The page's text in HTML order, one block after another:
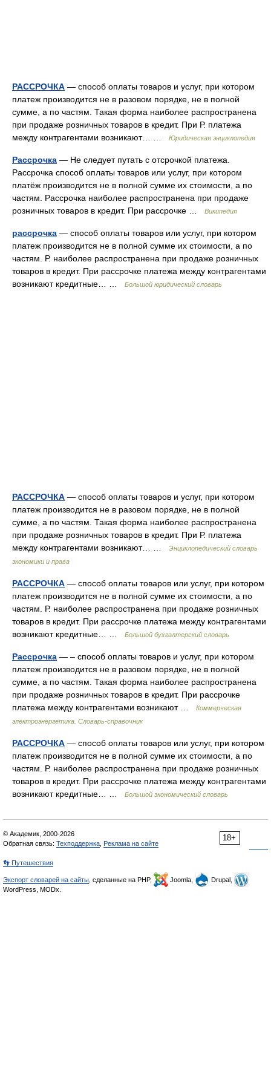
РАССРОЧКА — способ оплаты товаров и услуг, при котором
платеж производится не в разовом порядке, не в полной
сумме, а по частям. Такая форма наиболее распространена
при продаже розничных товаров в кредит. При Р. платежа
между контрагентами возникают… …
Юридическая энциклопедия
Рассрочка — Не следует путать с отсрочкой платежа.
Рассрочка способ оплаты товаров или услуг, при котором
платёж производится не в полной сумме их стоимости, а по
частям. Рассрочка наиболее распространена при продаже
розничных товаров в кредит. При рассрочке …
Википедия
рассрочка — способ оплаты товаров или услуг, при котором
платеж производится не в полной сумме их стоимости, а по
частям. Р. наиболее распространена при продаже розничных
товаров в кредит. При рассрочке платежа между контрагентами
возникают кредитные… …
Большой юридический словарь
РАССРОЧКА — способ оплаты товаров и услуг, при котором
платеж производится не в разовом порядке, не в полной
сумме, а по частям. Такая форма наиболее распространена
при продаже розничных товаров в кредит. При Р. платежа
между контрагентами возникают… …
Энциклопедический словарь
экономики и права
РАССРОЧКА — способ оплаты товаров или услуг, при котором
платеж производится не в полной сумме их стоимости, а по
частям. Р. наиболее распространена при продаже розничных
товаров в кредит. При рассрочке платежа между контрагентами
возникают кредитные… …
Большой бухгалтерский словарь
Рассрочка — – способ оплаты товаров и услуг, при котором
платеж производится не в разовом порядке, не в полной
сумме, а по частям. Такая форма наиболее распространена
при продаже розничных товаров в кредит. При рассрочке
платежа между контрагентами возникают …
Коммерческая
электроэнергетика. Словарь-справочник
РАССРОЧКА — способ оплаты товаров или услуг, при котором
платеж производится не в полной сумме их стоимости, а по
частям. Р. наиболее распространена при продаже розничных
товаров в кредит. При рассрочке платежа между контрагентами
возникают кредитные… …
Большой экономический словарь
18+
© Академик, 2000-2026
Обратная связь: Техподдержка Реклама на сайте
👣 Путешествия
Экспорт словарей на сайты , сделанные на PHP, Joomla,
Drupal,
WordPress, MODx.